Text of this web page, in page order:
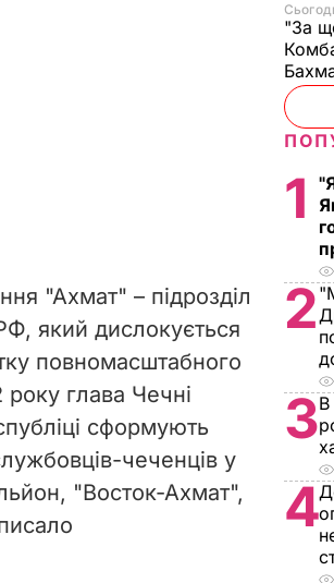
"Ахмат" – підрозділ
РФ, який дислокується
повномасштабного
глава Чечні
сформують
чеченців у
"Восток-Ахмат",
"За
1
2
3В
4